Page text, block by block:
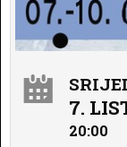
7.
20:00